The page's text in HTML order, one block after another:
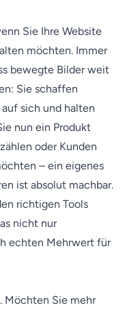
Sie Ihre Website
möchten. Immer
bewegte Bilder weit
Sie schaffen
sich und halten
nun ein Produkt
oder Kunden
– ein eigenes
ist absolut machbar.
richtigen Tools
nicht nur
echten Mehrwert für
Möchten Sie mehr